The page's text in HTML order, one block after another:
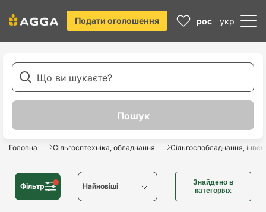
Подати оголошення рос укр
Головна Сільгосптехніка, обладнання Сільгоспобладнання,
Фільтр Найновіші
Знайдено в
категоріях